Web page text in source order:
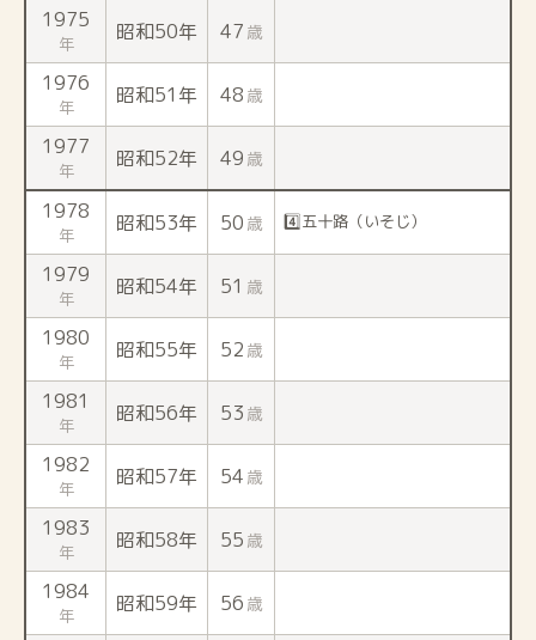
1975
年 昭和50年 47 歳
1976
年 昭和51年 48 歳
1977
年 昭和52年 49 歳
1978
年 昭和53年 50 歳 4️⃣五十路（いそじ）
1979
年 昭和54年 51 歳
1980
年 昭和55年 52 歳
1981
年 昭和56年 53 歳
1982
年 昭和57年 54 歳
1983
年 昭和58年 55 歳
1984
年 昭和59年 56 歳